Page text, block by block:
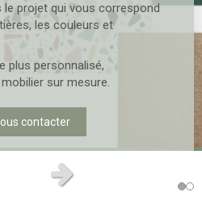
d’extension, un achat
un aménagement
fonctionnel. Nous
à votre mode de vie.
de la conception à la
contacter
projet qui vous correspond
les couleurs et
plus personnalisé,
sur mesure.
contacter
précédentSlide suivant